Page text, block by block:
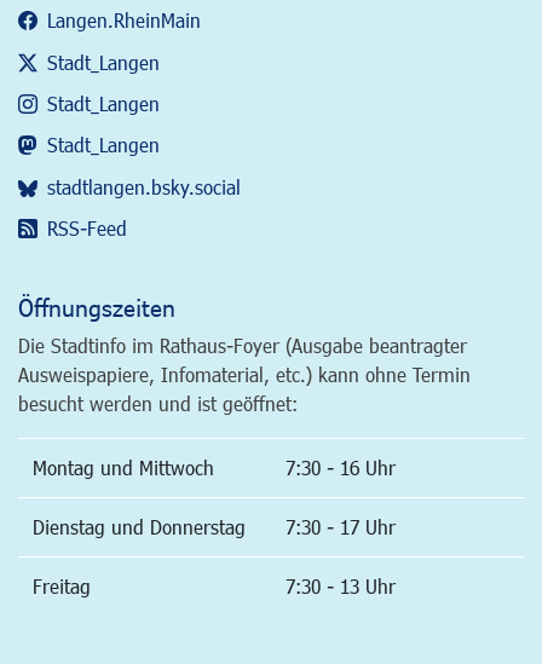
Langen.RheinMain
Stadt_Langen
Stadt_Langen
Stadt_Langen
stadtlangen.bsky.social
RSS-Feed
Öffnungszeiten
Die Stadtinfo im Rathaus-Foyer (Ausgabe beantragter
Ausweispapiere, Infomaterial, etc.) kann ohne Termin
besucht werden und ist geöffnet:
Montag und Mittwoch 7:30 - 16 Uhr
Dienstag und Donnerstag 7:30 - 17 Uhr
Freitag 7:30 - 13 Uhr